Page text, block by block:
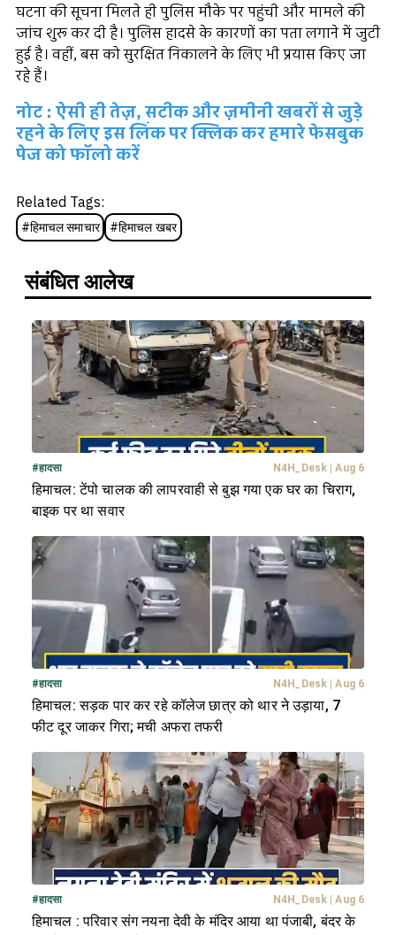
घटना की सूचना मिलते ही पुलिस मौके पर पहुंची और मामले की
जांच शुरू कर दी है। पुलिस हादसे के कारणों का पता लगाने में जुटी
हुई है। वहीं, बस को सुरक्षित निकालने के लिए भी प्रयास किए जा
रहे हैं।
नोट : ऐसी ही तेज़, सटीक और ज़मीनी खबरों से जुड़े
रहने के लिए इस लिंक पर क्लिक कर हमारे फेसबुक
पेज को फॉलो करें
Related Tags:
#हिमाचल समाचार #हिमाचल खबर
संबंधित आलेख
#हादसा N4H_Desk Aug 6
हिमाचल: टेंपो चालक की लापरवाही से बुझ गया एक घर का चिराग,
बाइक पर था सवार
#हादसा N4H_Desk Aug 6
हिमाचल: सड़क पार कर रहे कॉलेज छात्र को थार ने उड़ाया, 7
फीट दूर जाकर गिरा; मची अफरा तफरी
#हादसा N4H_Desk Aug 6
हिमाचल : परिवार संग नयना देवी के मंदिर आया था पंजाबी, बंदर के